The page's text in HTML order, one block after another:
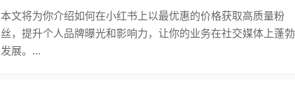
本文将为你介绍如何在小红书上以最优惠的价格获取高质量粉
丝，提升个人品牌曝光和影响力，让你的业务在社交媒体上蓬勃
发展。...